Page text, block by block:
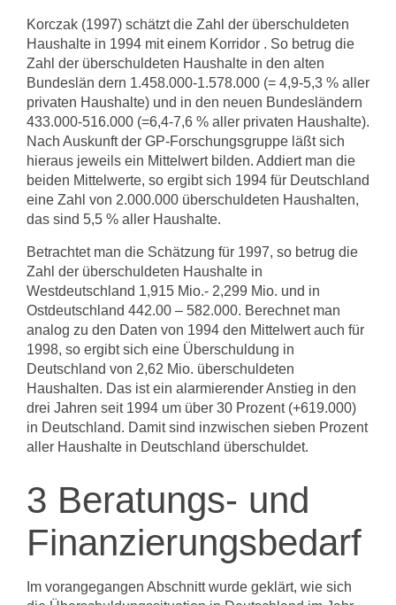
Korczak (1997) schätzt die Zahl der überschuldeten
Haushalte in 1994 mit einem Korridor . So betrug die
Zahl der überschuldeten Haushalte in den alten
Bundeslän­ dern 1.458.000-1.578.000 (= 4,9-5,3 % aller
privaten Haushalte) und in den neuen Bundesländern
433.000-516.000 (=6,4-7,6 % aller privaten Haushalte).
Nach Aus­kunft der GP-Forschungsgruppe läßt sich
hieraus jeweils ein Mittelwert bilden. Ad­diert man die
beiden Mittelwerte, so ergibt sich 1994 für Deutschland
eine Zahl von 2.000.000 überschuldeten Haushalten,
das sind 5,5 % aller Haushalte.
Betrachtet man die Schätzung für 1997, so betrug die
Zahl der überschuldeten Haushalte in
Westdeutschland 1,915 Mio.- 2,299 Mio. und in
Ostdeutschland 442.00 – 582.000. Berechnet man
analog zu den Daten von 1994 den Mittelwert auch für
1998, so ergibt sich eine Überschuldung in
Deutschland von 2,62 Mio. überschuldeten
Haushalten. Das ist ein alarmierender Anstieg in den
drei Jahren seit 1994 um über 30 Prozent (+619.000)
in Deutschland. Damit sind inzwischen sieben Prozent
aller Haushalte in Deutschland überschuldet.
3 Beratungs- und
Finanzierungsbedarf
Im vorangegangen Abschnitt wurde geklärt, wie sich